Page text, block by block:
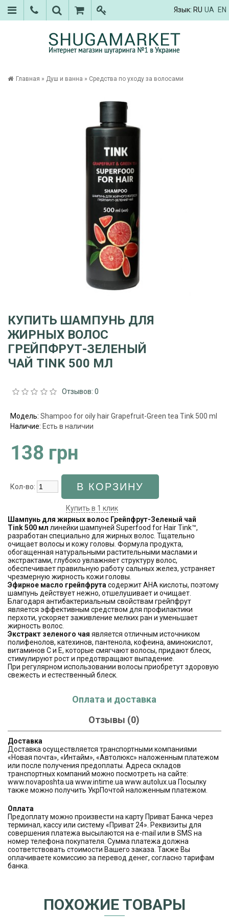
Язык: RU UA EN
Главная » Душ и ванна » Средства по уходу за волосами
КУПИТЬ ШАМПУНЬ ДЛЯ
ЖИРНЫХ ВОЛОС
ГРЕЙПФРУТ-ЗЕЛЕНЫЙ
ЧАЙ TINK 500 МЛ
Отзывов: 0
Модель: Shampoo for oily hair Grapefruit-Green tea Tink 500 ml
Наличие: Есть в наличии
138 грн
Кол-во:
Купить в 1 клик
Шампунь для жирных волос Грейпфрут-Зеленый чай
Tink 500 мл линейки шампуней Superfood for Hair Tink™,
разработан специально для жирных волос. Тщательно
очищает волосы и кожу головы. Формула продукта,
обогащенная натуральными растительными маслами и
экстрактами, глубоко увлажняет структуру волос,
обеспечивает правильную работу сальных желез, устраняет
чрезмерную жирность кожи головы.
Эфирное масло грейпфрута содержит AHA кислоты, поэтому
шампунь действует нежно, отшелушивает и очищает.
Благодаря антибактериальным свойствам грейпфрут
является эффективным средством для профилактики
перхоти, ускоряет заживление мелких ран и уменьшает
жирность волос.
Экстракт зеленого чая является отличным источником
полифенолов, катехинов, пантенола, кофеина, аминокислот,
витаминов С и Е, которые смягчают волосы, придают блеск,
стимулируют рост и предотвращают выпадение.
При регулярном использовании волосы приобретут здоровую
свежесть и естественный блеск.
Оплата и доставка
Отзывы (0)
Доставка
Доставка осуществляется транспортными компаниями
«Новая почта», «Интайм», «Автолюкс» наложенным платежом
или после получения предоплаты. Адреса складов
транспортных компаний можно посмотреть на сайте:
www.novaposhta.ua www.intime.ua www.autolux.ua Посылку
также можно получить УкрПочтой наложенным платежом.
Оплата
Предоплату можно произвести на карту Приват Банка через
терминал, кассу или систему «Приват 24». Реквизиты для
совершения платежа высылаются на e-mail или в SMS на
номер телефона покупателя. Сумма платежа должна
соответствовать стоимости Вашего заказа. Также Вы
оплачиваете комиссию за перевод денег, согласно тарифам
банка.
ПОХОЖИЕ ТОВАРЫ